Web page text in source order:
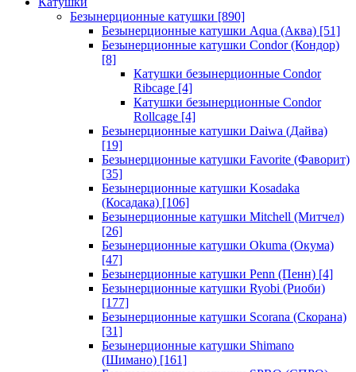
Безынерционные катушки [890]
Безынерционные катушки Aqua (Аква) [51]
Безынерционные катушки Condor (Кондор)
[8]
Катушки безынерционные Condor
Ribcage [4]
Катушки безынерционные Condor
Rollcage [4]
Безынерционные катушки Daiwa (Дайва)
[19]
Безынерционные катушки Favorite (Фаворит)
[35]
Безынерционные катушки Kosadaka
(Косадака) [106]
Безынерционные катушки Mitchell (Митчел)
[26]
Безынерционные катушки Okuma (Окума)
[47]
Безынерционные катушки Penn (Пенн) [4]
Безынерционные катушки Ryobi (Риоби)
[177]
Безынерционные катушки Scorana (Скорана)
[31]
Безынерционные катушки Shimano
(Шимано) [161]